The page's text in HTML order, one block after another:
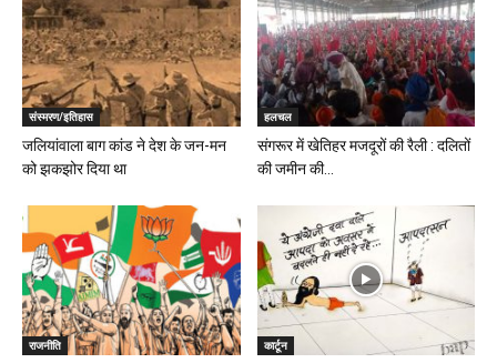
संस्मरण/इतिहास
जलियांवाला बाग कांड ने देश के जन-मन
को झकझोर दिया था
हलचल
संगरूर में खेतिहर मजदूरों की रैली : दलितों
की जमीन की...
राजनीति कार्टून